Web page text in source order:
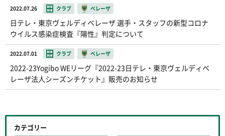
2022.07.26 クラブ ベレーザ
日テレ・東京ヴェルディベレーザ 選手・スタッフの新型コロナ
ウイルス感染症検査『陽性』判定について
2022.07.01 クラブ ベレーザ
2022-23Yogibo WEリーグ『2022-23日テレ・東京ヴェルディベ
レーザ法人シーズンチケット』販売のお知らせ
カテゴリー